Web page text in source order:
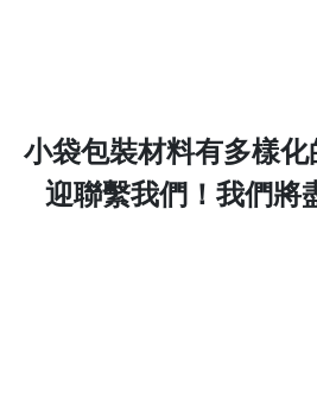
小袋包裝材料有多樣化
迎聯繫我們！我們將